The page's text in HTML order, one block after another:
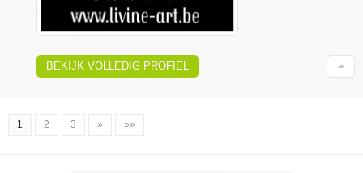
BEKIJK VOLLEDIG PROFIEL
1 2 3 » »»